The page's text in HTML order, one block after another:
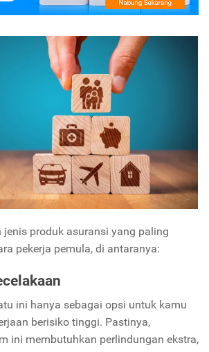
jenis produk asuransi yang paling
pekerja pemula, di antaranya:
ini hanya sebagai opsi untuk kamu
berisiko tinggi. Pastinya,
ini membutuhkan perlindungan ekstra,